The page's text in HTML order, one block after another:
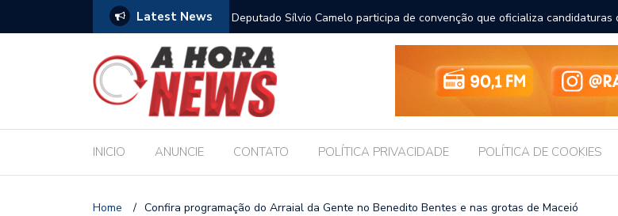
Latest News
sustentar família, aponta Dieese
Deputado Sílvio Camelo participa de convenção que oficializa candidaturas
Filho ao Governo e Renan Calheiros ao Senado
INICIO ANUNCIE CONTATO POLÍTICA PRIVACIDADE POLÍTICA DE COOKIES
Home / Confira programação do Arraial da Gente no Benedito Bentes e nas grotas de Maceió